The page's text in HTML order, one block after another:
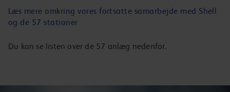
Læs mere omkring vores fortsatte samarbejde med Shell
og de 57 stationer
Du kan se listen over de 57 anlæg nedenfor.